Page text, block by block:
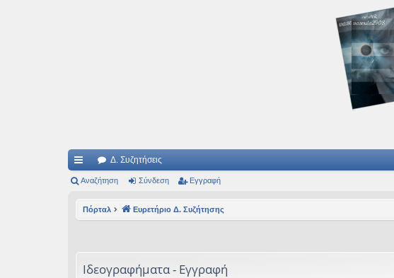
Αυτός ο τόπος φιλοδοξεί να ανοίγει μονοπάτια για τα συναρπαστικά και όμορφα ταξίδια του νού...
ρή
Δ. Συζητήσεις
Αναζήτηση Σύνδεση Εγγραφή
Πόρταλ Ευρετήριο Δ. Συζήτησης
Ιδεογραφήματα - Εγγραφή